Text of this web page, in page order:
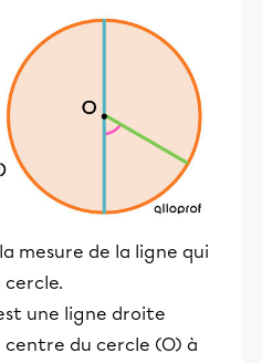
mesure de la ligne qui
cercle.
une ligne droite
du cercle (O) à